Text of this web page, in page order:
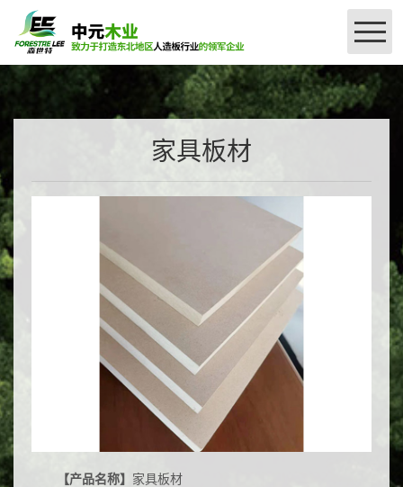
网站首页
产品介绍
刨花板系列
密度板系列
授权查询
森世特精板授权（国产）
森世特甄选精板（进口）系列授权
厂区设备
家具板材
【产品名称】 家具板材